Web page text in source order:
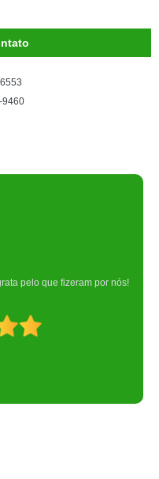
9460
pelo que fizeram por nós!